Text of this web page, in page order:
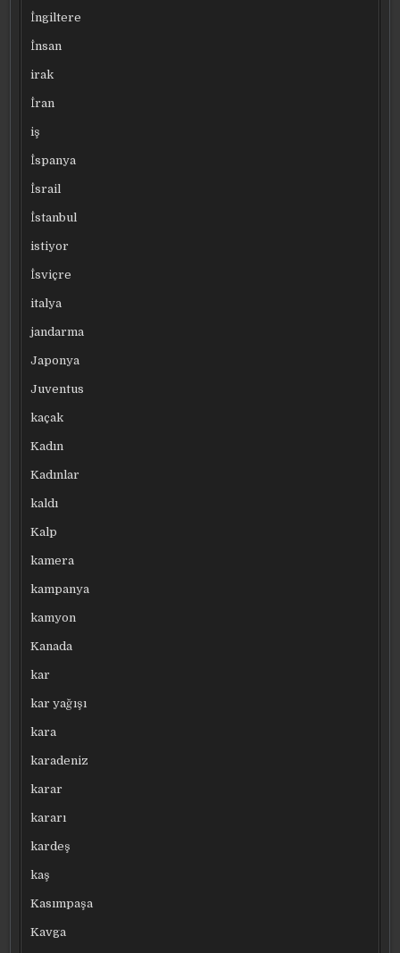
İngiltere
İnsan
irak
İran
iş
İspanya
İsrail
İstanbul
istiyor
İsviçre
italya
jandarma
Japonya
Juventus
kaçak
Kadın
Kadınlar
kaldı
Kalp
kamera
kampanya
kamyon
Kanada
kar
kar yağışı
kara
karadeniz
karar
kararı
kardeş
kaş
Kasımpaşa
Kavga